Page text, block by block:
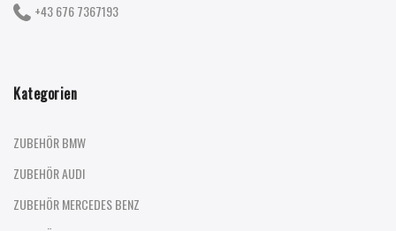
+43 676 7367193
Kategorien
ZUBEHÖR BMW
ZUBEHÖR AUDI
ZUBEHÖR MERCEDES BENZ